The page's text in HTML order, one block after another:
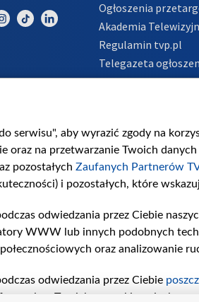
Ogłoszenia
Akademia
Regulamin tvp.pl
Telegazeta
Informacje o
serwisu", aby wyrazić zgody na
oraz na przetwarzanie Twoich
pozostałych Zaufanych Partnerów
i pozostałych, które
odwiedzania przez Ciebie
WWW lub innych podobnych
oraz analizowanie
odwiedzania przez Ciebie
o Twoich wyszukiwaniach w